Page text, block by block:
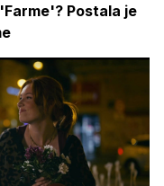
Postala je